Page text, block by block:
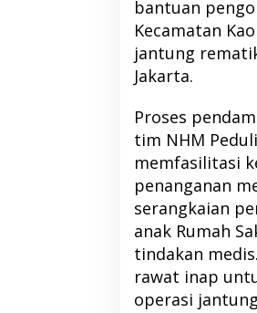
bantuan
Kecamatan
jantung
Jakarta.
Proses
tim NHM
memfasilitasi
penanganan
serangkaian
anak Rumah
tindakan
rawat inap
operasi